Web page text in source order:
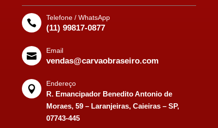

Telefone / WhatsApp
(11) 99817-0877

Email
vendas@carvaobraseiro.com

Endereço
R. Emancipador Benedito Antonio de
Moraes, 59 – Laranjeiras, Caieiras – SP,
07743-445